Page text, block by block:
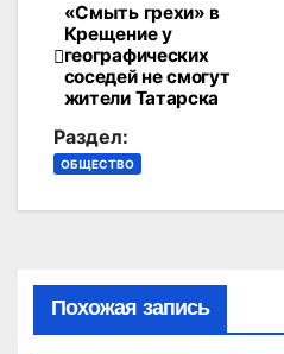
Навигация
по
записям
«Смыть грехи» в
Крещение у
географических
соседей не смогут
жители Татарска
Раздел:
ОБЩЕСТВО
Похожая запись